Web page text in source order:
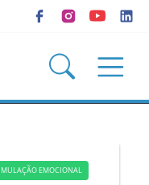
EMOCIONAL